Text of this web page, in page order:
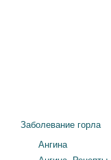
Заболевание горла
Ангина